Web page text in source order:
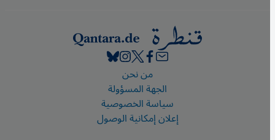
Footer
من نحن
الجهة المسؤولة
سياسة الخصوصية
إعلان إمكانية الوصول